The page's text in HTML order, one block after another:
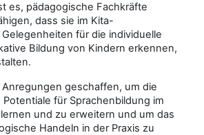
es, pädagogische Fachkräfte
dass sie im Kita-
für die individuelle
Bildung von Kindern erkennen,
geschaffen, um die
für Sprachenbildung im
und zu erweitern und um das
Handeln in der Praxis zu